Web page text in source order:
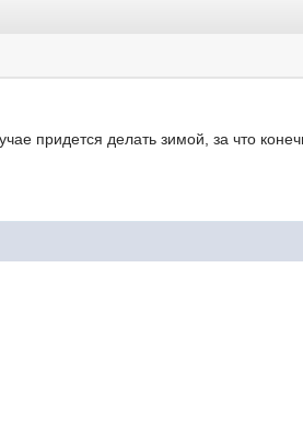
придется делать зимой, за что